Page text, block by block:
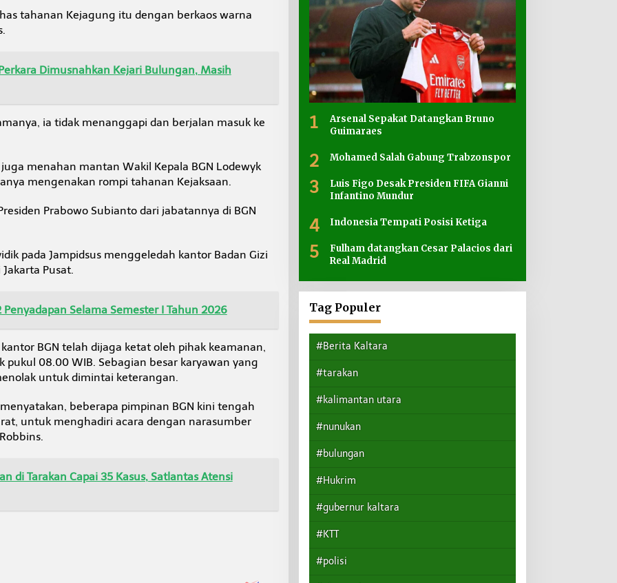
tahanan Kejagung itu dengan berkaos warna
Dimusnahkan Kejari Bulungan, Masih
ia tidak menanggapi dan berjalan masuk ke
menahan mantan Wakil Kepala BGN Lodewyk
mengenakan rompi tahanan Kejaksaan.
Prabowo Subianto dari jabatannya di BGN
pada Jampidsus menggeledah kantor Badan Gizi
Pusat.
Penyadapan Selama Semester I Tahun 2026
kantor BGN telah dijaga ketat oleh pihak keamanan,
pukul 08.00 WIB. Sebagian besar karyawan yang
untuk dimintai keterangan.
beberapa pimpinan BGN kini tengah
untuk menghadiri acara dengan narasumber
di Tarakan Capai 35 Kasus, Satlantas Atensi
1
Arsenal Sepakat Datangkan Bruno
Guimaraes
2 Mohamed Salah Gabung Trabzonspor
3
Luis Figo Desak Presiden FIFA Gianni
Infantino Mundur
4 Indonesia Tempati Posisi Ketiga
5
Fulham datangkan Cesar Palacios dari
Real Madrid
Tag Populer
#Berita Kaltara
#tarakan
#kalimantan utara
#nunukan
#bulungan
#Hukrim
#gubernur kaltara
#KTT
#polisi